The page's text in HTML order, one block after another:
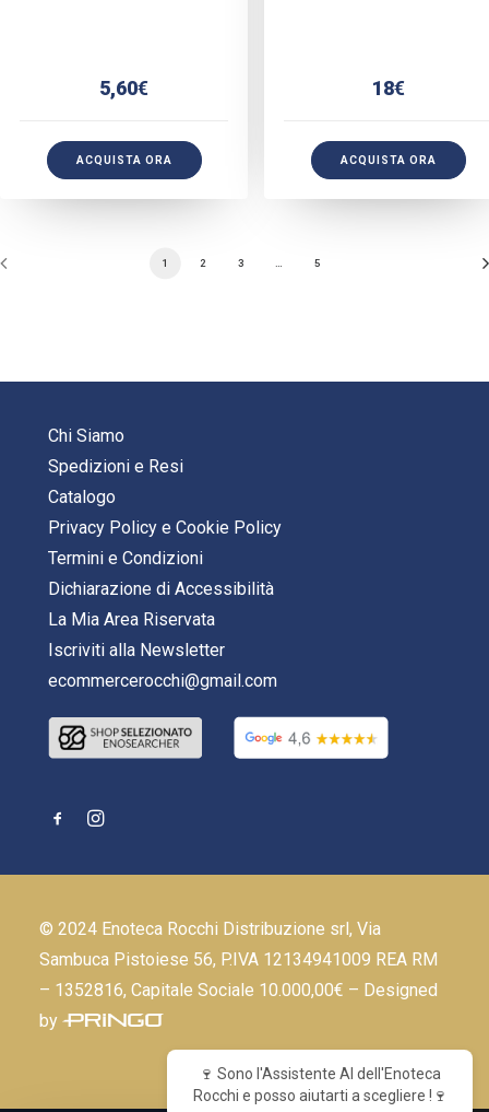
5,60€
ACQUISTA ORA
18€
ACQUISTA ORA
1 2 3 5
Chi Siamo
Spedizioni e Resi
Catalogo
Privacy Policy e Cookie Policy
Termini e Condizioni
Dichiarazione di Accessibilità
La Mia Area Riservata
Iscriviti alla Newsletter
ecommercerocchi@gmail.com
© 2024 Enoteca Rocchi Distribuzione srl, Via
Sambuca Pistoiese 56, P.IVA 12134941009 REA RM
– 1352816, Capitale Sociale 10.000,00€ – Designed
by
🍷 Sono l'Assistente AI dell'Enoteca
Rocchi e posso aiutarti a scegliere !🍷